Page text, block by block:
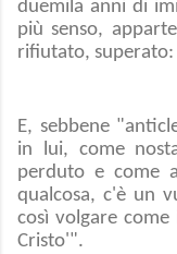
duemila anni di
più senso,
rifiutato,
E, sebbene
in lui, come
perduto e come
qualcosa, c'è un
così volgare
Cristo'".